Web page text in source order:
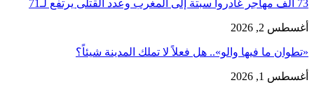
73 ألف مهاجر غادروا سبتة إلى المغرب وعدد القتلى يرتفع لـ71
أغسطس 2, 2026
«تطوان ما فيها والو».. هل فعلاً لا تملك المدينة شيئاً؟
أغسطس 1, 2026